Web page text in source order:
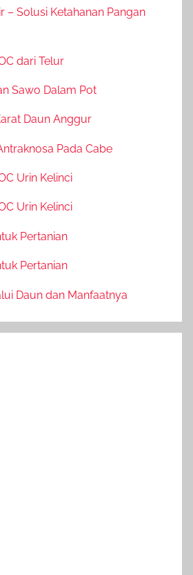
– Solusi Ketahanan Pangan
dari Telur
Sawo Dalam Pot
Daun Anggur
Pada Cabe
Urin Kelinci
Urin Kelinci
Pertanian
Pertanian
Daun dan Manfaatnya